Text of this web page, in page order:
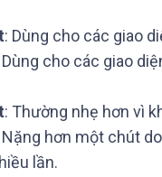
: Dùng cho các giao
Dùng cho các giao
: Thường nhẹ hơn vì
Nặng hơn một chút
lần.